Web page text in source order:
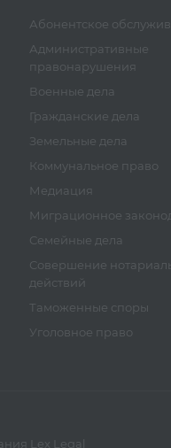
Абонентское
Административные
правонарушения
Военные дела
Гражданские дела
Земельные дела
Коммунальное право
Медиация
Миграционное
Семейные дела
Совершение
действий
Таможенные споры
Уголовное право
Lex Legal